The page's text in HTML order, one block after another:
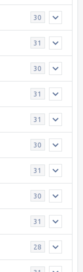
30
31
30
31
31
30
31
30
31
28